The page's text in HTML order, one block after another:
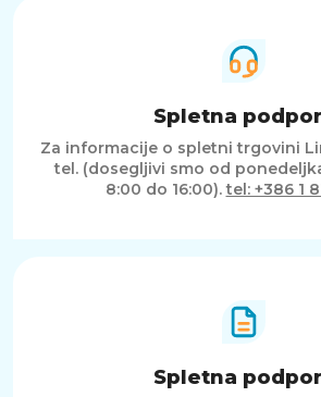
Spletna
Za informacije o spletni trgovini
tel. (dosegljivi smo od
8:00 do 16:00).tel: +386 1
Spletna